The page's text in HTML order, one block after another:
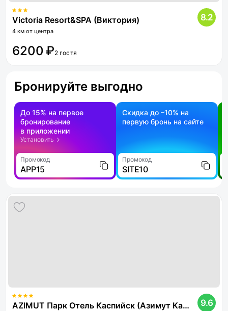
Victoria Resort&SPA (Виктория)
4 км от центра
8.2
6200 ₽2 гостя
Бронируйте выгодно
До 15% на первое
бронирование
в приложении
Установить
Промокод
APP15
Скидка до –10% на
первую бронь на сайте
Промокод
SITE10
AZIMUT Парк Отель Каспийск (Азимут Каспийск) 9.6